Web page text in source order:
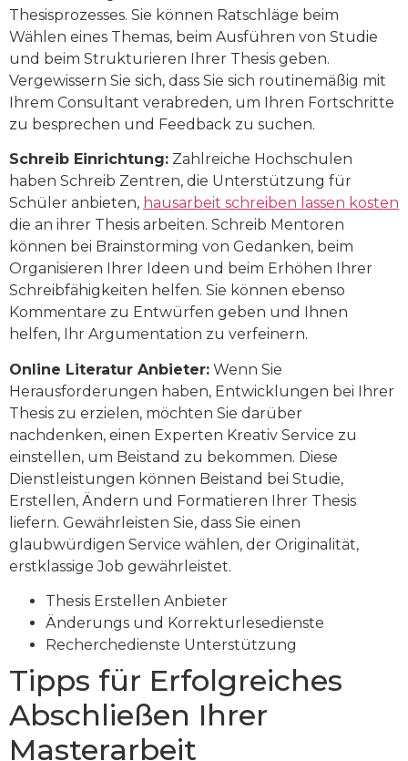
Thesisprozesses. Sie können Ratschläge beim
Wählen eines Themas, beim Ausführen von Studie
und beim Strukturieren Ihrer Thesis geben.
Vergewissern Sie sich, dass Sie sich routinemäßig mit
Ihrem Consultant verabreden, um Ihren Fortschritte
zu besprechen und Feedback zu suchen.
Schreib Einrichtung: Zahlreiche Hochschulen
haben Schreib Zentren, die Unterstützung für
Schüler anbieten, hausarbeit schreiben lassen kosten
die an ihrer Thesis arbeiten. Schreib Mentoren
können bei Brainstorming von Gedanken, beim
Organisieren Ihrer Ideen und beim Erhöhen Ihrer
Schreibfähigkeiten helfen. Sie können ebenso
Kommentare zu Entwürfen geben und Ihnen
helfen, Ihr Argumentation zu verfeinern.
Online Literatur Anbieter: Wenn Sie
Herausforderungen haben, Entwicklungen bei Ihrer
Thesis zu erzielen, möchten Sie darüber
nachdenken, einen Experten Kreativ Service zu
einstellen, um Beistand zu bekommen. Diese
Dienstleistungen können Beistand bei Studie,
Erstellen, Ändern und Formatieren Ihrer Thesis
liefern. Gewährleisten Sie, dass Sie einen
glaubwürdigen Service wählen, der Originalität,
erstklassige Job gewährleistet.
Thesis Erstellen Anbieter
Änderungs und Korrekturlesedienste
Recherchedienste Unterstützung
Tipps für Erfolgreiches
Abschließen Ihrer
Masterarbeit